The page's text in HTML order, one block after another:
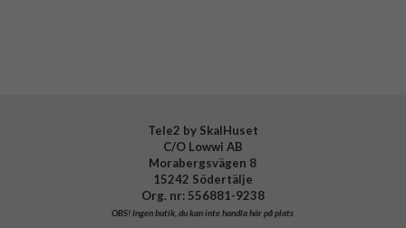
Tillverkarens art nr
Tele2 by SkalHuset
C/O Lowwi AB
Morabergsvägen 8
15242 Södertälje
Org. nr: 556881-9238
OBS!Ingen butik, du kan inte handla här på plats